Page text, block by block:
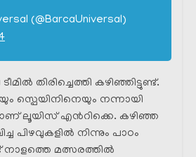
(@BarcaUniversal)
തിരിച്ചെത്തി കഴിഞ്ഞിട്ടുണ്ട്.
നന്നായി
ലൂയിസ് എൻറിക്കെ. കഴിഞ്ഞ
പിഴവുകളിൽ നിന്നും പാഠം
മത്സരത്തിൽ